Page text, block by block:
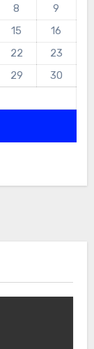
8
9
15
16
22
23
29
30